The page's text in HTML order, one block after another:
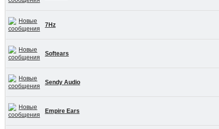
7Hz
Softears
Sendy Audio
Empire Ears